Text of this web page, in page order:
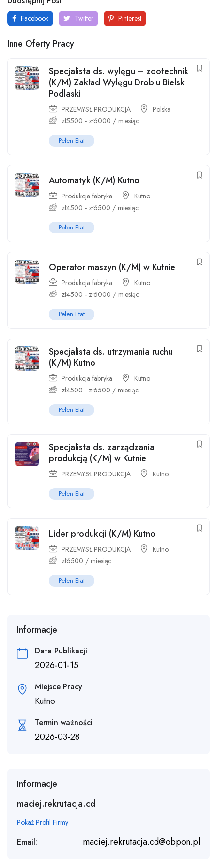
Facebook Twitter Pinterest
Inne Oferty Pracy
Specjalista ds. wylęgu – zootechnik
(K/M) Zakład Wylęgu Drobiu Bielsk
Podlaski
PRZEMYSŁ PRODUKCJA
Polska
zł5500 - zł6000 / miesiąc
Pełen Etat
Automatyk (K/M) Kutno
Produkcja fabryka
Kutno
zł4500 - zł6500 / miesiąc
Pełen Etat
Operator maszyn (K/M) w Kutnie
Produkcja fabryka
Kutno
zł4500 - zł6000 / miesiąc
Pełen Etat
Specjalista ds. utrzymania ruchu
(K/M) Kutno
Produkcja fabryka
Kutno
zł4500 - zł6500 / miesiąc
Pełen Etat
Specjalista ds. zarządzania
produkcją (K/M) w Kutnie
PRZEMYSŁ PRODUKCJA Kutno
Pełen Etat
Lider produkcji (K/M) Kutno
PRZEMYSŁ PRODUKCJA
Kutno
zł6500 / miesiąc
Pełen Etat
Informacje
Data Publikacji
2026-01-15
Miejsce Pracy
Kutno
Termin ważności
2026-03-28
Informacje
maciej.rekrutacja.cd
Pokaż Profil Firmy
Email: maciej.rekrutacja.cd@obpon.pl